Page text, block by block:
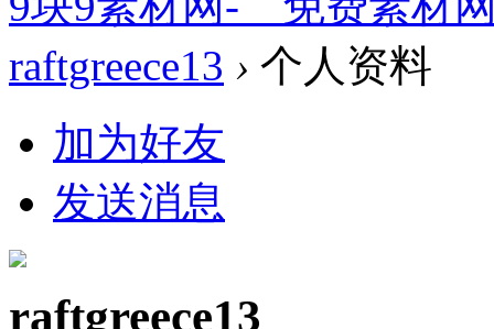
raftgreece13 › 个人资料
加为好友
发送消息
raftgreece13